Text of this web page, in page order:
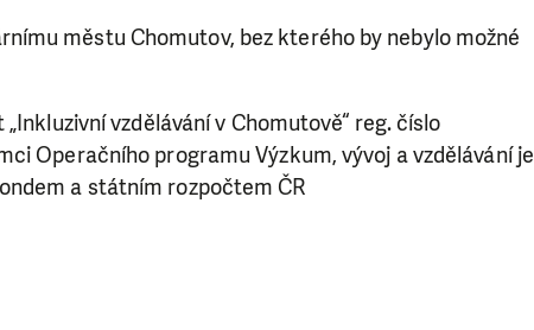
městu Chomutov, bez kterého by nebylo možné
vzdělávání v Chomutově“ reg. číslo
Operačního programu Výzkum, vývoj a vzdělávání je
a státním rozpočtem ČR
neobejdeme se bez Vaší podpory. Ať už se nám
se stanete pravidelným dárcem Klubu přátel, Vaše